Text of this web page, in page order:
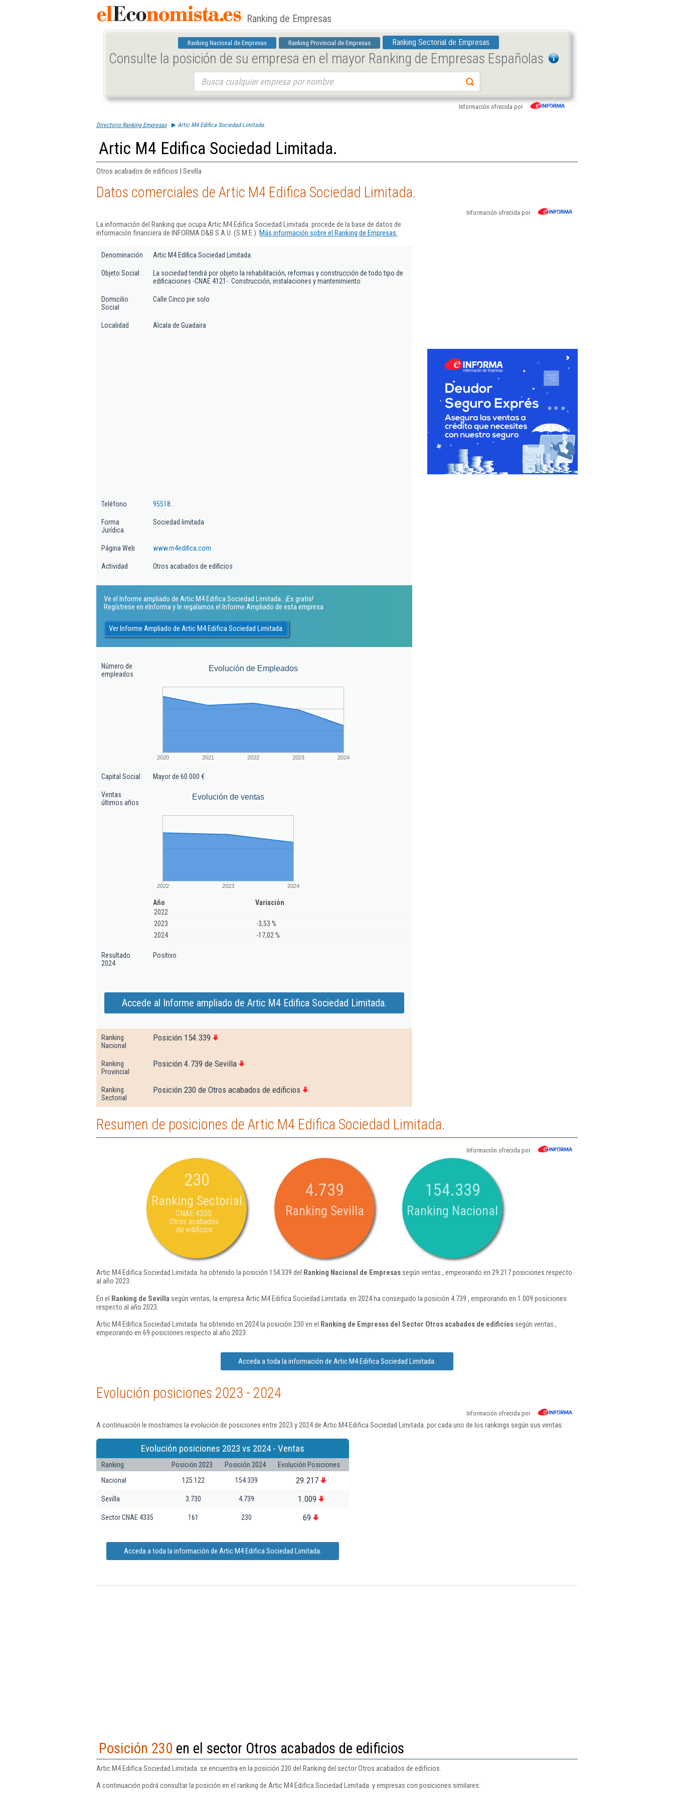
Ranking de Empresas
Ranking Nacional de Empresas Ranking Provincial de Empresas Ranking Sectorial de Empresas
Consulte la posición de su empresa en el mayor Ranking de Empresas Españolas
Información ofrecida por
Directorio Ranking Empresas Artic M4 Edifica Sociedad Limitada.
Artic M4 Edifica Sociedad Limitada.
Otros acabados de edificios | Sevilla
Datos comerciales de Artic M4 Edifica Sociedad Limitada.
Información ofrecida por
La información del Ranking que ocupa Artic M4 Edifica Sociedad Limitada. procede de la base de datos de
información financiera de INFORMA D&B S.A.U. (S.M.E.). Más información sobre el Ranking de Empresas.
Denominación Artic M4 Edifica Sociedad Limitada.
Objeto Social
La sociedad tendrá por objeto la rehabilitación, reformas y construcción de todo tipo de
edificaciones -CNAE 4121-. Construcción, instalaciones y mantenimiento
Domicilio
Social
Calle Cinco pie solo
Localidad Alcala de Guadaira
Teléfono 95518...
Forma
Jurídica
Sociedad limitada
Página Web www.m4edifica.com
Actividad Otros acabados de edificios
Ve el Informe ampliado de Artic M4 Edifica Sociedad Limitada.. ¡Es gratis!
Regístrese en eInforma y le regalamos el Informe Ampliado de esta empresa
Ver Informe Ampliado de Artic M4 Edifica Sociedad Limitada.
Número de
empleados
Evolución de Empleados
2020 2021 2022 2023 2024
Capital Social Mayor de 60.000 €
Ventas
últimos años
Evolución de ventas
2022 2023 2024
Año
Variación
2022
2023
-3,53 %
2024
-17,02 %
Resultado
2024
Positivo
Accede al Informe ampliado de Artic M4 Edifica Sociedad Limitada.
Ranking
Nacional
Posición 154.339
Ranking
Provincial
Posición 4.739 de Sevilla
Ranking
Sectorial
Posición 230 de Otros acabados de edificios
Resumen de posiciones de Artic M4 Edifica Sociedad Limitada.
Información ofrecida por
230
Ranking Sectorial
CNAE 4335:
Otros acabados
de edificios
4.739
Ranking Sevilla
154.339
Ranking Nacional
Artic M4 Edifica Sociedad Limitada. ha obtenido la posición 154.339 del Ranking Nacional de Empresassegún ventas , empeorando en 29.217 posiciones respecto
al año 2023.
En el Ranking de Sevilla según ventas, la empresa Artic M4 Edifica Sociedad Limitada. en 2024 ha conseguido la posición 4.739 , empeorando en 1.009 posiciones
respecto al año 2023.
Artic M4 Edifica Sociedad Limitada. ha obtenido en 2024 la posición 230 en el Ranking de Empresas del Sector Otros acabados de edificiossegún ventas ,
empeorando en 69 posiciones respecto al año 2023.
Acceda a toda la información de Artic M4 Edifica Sociedad Limitada.
Evolución posiciones 2023 - 2024
Información ofrecida por
A continuación le mostramos la evolución de posiciones entre 2023 y 2024 de Artic M4 Edifica Sociedad Limitada. por cada uno de los rankings según sus ventas:
Evolución posiciones 2023 vs 2024 - Ventas
Ranking Posición 2023 Posición 2024
Evolución Posiciones
Nacional
125.122 154.339 29.217
Sevilla 3.730 4.739 1.009
Sector CNAE 4335 161 230 69
Acceda a toda la información de Artic M4 Edifica Sociedad Limitada.
Posición 230 en el sector Otros acabados de edificios
Artic M4 Edifica Sociedad Limitada. se encuentra en la posición 230 del Ranking del sector Otros acabados de edificios.
A continuación podrá consultar la posición en el ranking de Artic M4 Edifica Sociedad Limitada. y empresas con posiciones similares: